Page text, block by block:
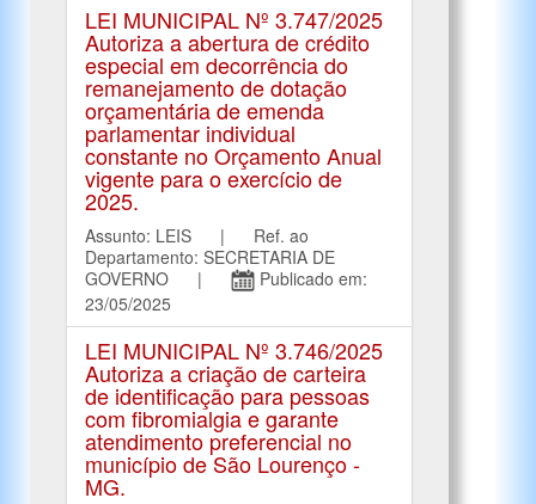
LEI MUNICIPAL Nº 3.747/2025
Autoriza a abertura de crédito
especial em decorrência do
remanejamento de dotação
orçamentária de emenda
parlamentar individual
constante no Orçamento Anual
vigente para o exercício de
2025.
Assunto: LEIS | Ref. ao
Departamento: SECRETARIA DE
GOVERNO |
Publicado em:
23/05/2025
LEI MUNICIPAL Nº 3.746/2025
Autoriza a criação de carteira
de identificação para pessoas
com fibromialgia e garante
atendimento preferencial no
município de São Lourenço -
MG.